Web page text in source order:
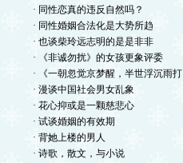
· 同性恋真的违反自然吗？
· 同性婚姻合法化是大势所趋
· 也谈柴玲远志明的是是非非
· 《非诚勿扰》的女孩更象评委
· 《一朝忽觉京梦醒，半世浮沉雨打
· 漫谈中国社会男女乱象
· 花心抑或是一颗慈悲心
· 试谈婚姻的有效期
· 背她上楼的男人
· 诗歌，散文，与小说